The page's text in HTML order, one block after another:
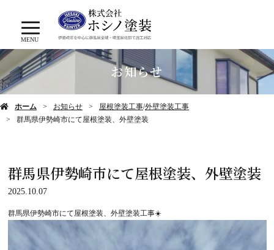
MENU
お知らせ
ホーム お知らせ 屋根塗装工事/外壁塗装工事
群馬県伊勢崎市にて屋根塗装、外壁塗装
群馬県伊勢崎市にて屋根塗装、外壁塗装
2025.10.07
群馬県伊勢崎市にて屋根塗装、外壁塗装工事☀️